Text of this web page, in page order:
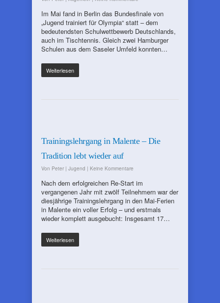
Im Mai fand in Berlin das Bundesfinale von
„Jugend trainiert für Olympia“ statt – dem
bedeutendsten Schulwettbewerb Deutschlands,
auch im Tischtennis. Gleich zwei Hamburger
Schulen aus dem Saseler Umfeld konnten…
Weiterlesen
Trainingslehrgang in Malente – Die
Tradition lebt wieder auf
Von Peter | Jugend | Keine Kommentare
Nach dem erfolgreichen Re-Start im
vergangenen Jahr mit zwölf Teilnehmern war der
diesjährige Trainingslehrgang in den Mai-Ferien
in Malente ein voller Erfolg – und erstmals
wieder komplett ausgebucht: Insgesamt 17…
Weiterlesen